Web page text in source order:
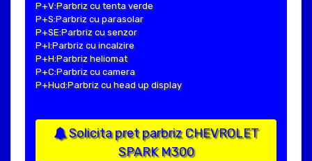
P+V:Parbriz cu tenta verde
P+S:Parbriz cu parasolar
P+SE:Parbriz cu senzor
P+I:Parbriz cu incalzire
P+H:Parbriz heliomat
P+C:Parbriz cu camera
P+Hud:Parbriz cu head up display
Solicita pret parbriz CHEVROLET
SPARK M300